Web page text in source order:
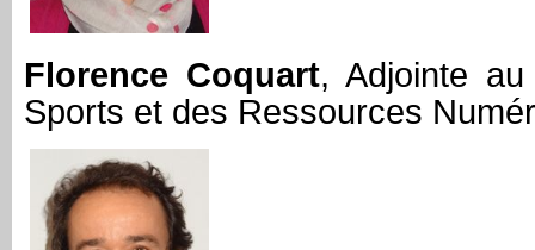
Florence Coquart, Adjointe
Sports et des Ressources